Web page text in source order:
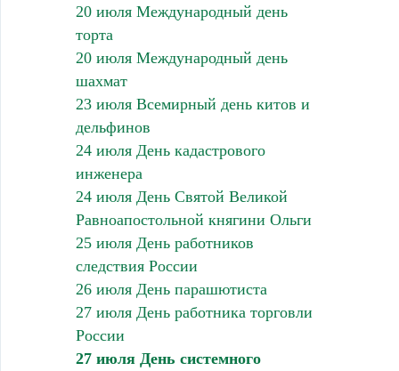
20 июля Международный день
торта
20 июля Международный день
шахмат
23 июля Всемирный день китов и
дельфинов
24 июля День кадастрового
инженера
24 июля День Святой Великой
Равноапостольной княгини Ольги
25 июля День работников
следствия России
26 июля День парашютиста
27 июля День работника торговли
России
27 июля День системного